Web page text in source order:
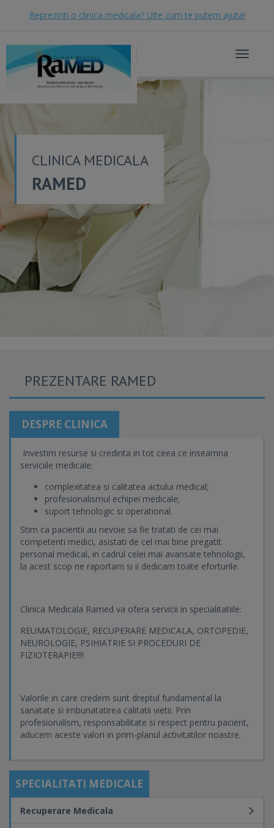
Reprezinti o clinica medicala? Uite cum te putem ajuta!
Toggle
CLINICA MEDICALA
RAMED
PREZENTARE RAMED
DESPRE CLINICA
Investim resurse si credinta in tot ceea ce inseamna
serviciile medicale:
complexitatea si calitatea actului medical;
profesionalismul echipei medicale;
suport tehnologic si operational.
Stim ca pacientii au nevoie sa fie tratati de cei mai
competenti medici, asistati de cel mai bine pregatit
personal medical, in cadrul celei mai avansate tehnologii,
la acest scop ne raportam si ii dedicam toate eforturile.
Clinica Medicala Ramed va ofera servicii in specialitatiile:
REUMATOLOGIE, RECUPERARE MEDICALA, ORTOPEDIE,
NEUROLOGIE, PSIHIATRIE SI PROCEDURI DE
FIZIOTERAPIE!!!!
Valorile in care credem sunt dreptul fundamental la
sanatate si imbunatatirea calitatii vietii. Prin
profesionalism, responsabilitate si respect pentru pacient,
aducem aceste valori in prim-planul activitatilor noastre.
SPECIALITATI MEDICALE
Recuperare Medicala